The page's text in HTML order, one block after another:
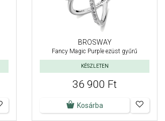
BROSWAY
Fancy Magic Purple ezüst gyűrű
KÉSZLETEN
36 900 Ft
Kosárba